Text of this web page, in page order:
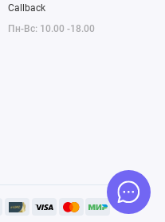
Callback
Пн-Вс: 10.00 -18.00